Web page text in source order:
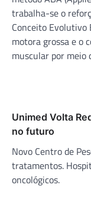
trabalha-se o
Conceito
motora grossa e o
muscular por meio
Unimed Volta
no futuro
Novo Centro de
tratamentos.
oncológicos.